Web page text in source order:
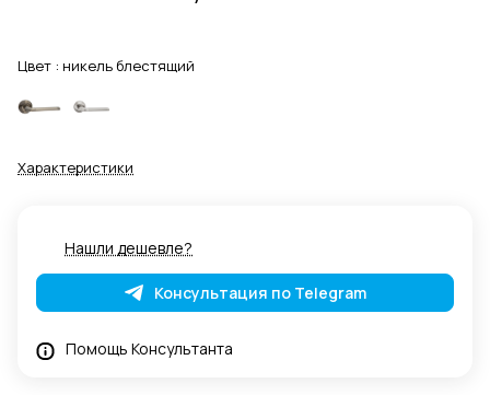
Цвет : никель блестящий
Характеристики
Нашли дешевле?
Консультация по Telegram
Помощь Консультанта